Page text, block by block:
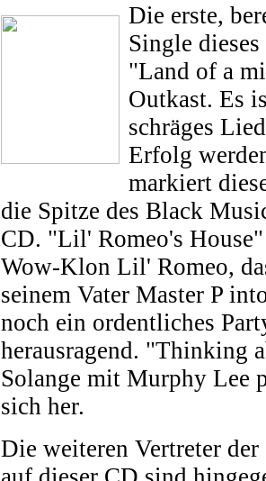
Die erste,
Single
"Land of a
Outkast. Es
schräges
Erfolg
markiert
die Spitze des Black
CD. "Lil' Romeo's
Wow-Klon Lil' Romeo,
seinem Vater Master P
noch ein ordentliches
herausragend. "Thinking
Solange mit Murphy Lee
sich her.
Die weiteren Vertreter